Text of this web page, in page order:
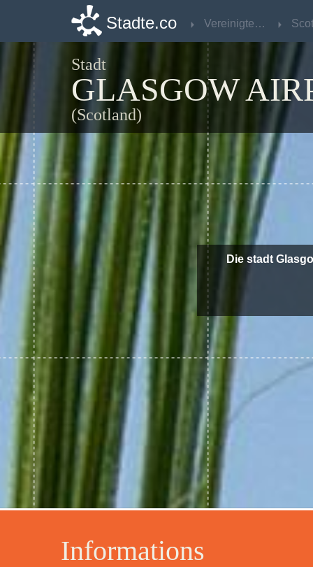
Stadte.co Vereinigtes Königreich
Stadt
GLASGOW
(Scotland)
Informations
Die stadt
Stadte.co Vereinigtes Königreich